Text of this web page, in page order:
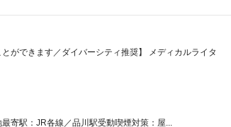
ができます／ダイバーシティ推奨】 メディカルライタ
寄駅：JR各線／品川駅受動喫煙対策：屋...